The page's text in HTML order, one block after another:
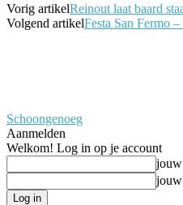
Vorig artikelReinout laat baard
Volgend artikelFesta San Fermo
Schoongenoeg
Aanmelden
Welkom! Log in op je account
jouw